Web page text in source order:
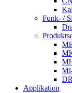
Funk- /
Applikation